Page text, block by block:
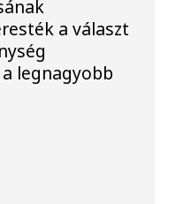
a választ
legnagyobb